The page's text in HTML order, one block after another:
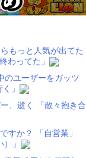
もっと人気が出てた
わってた」
のユーザーをガッツ
」
、逝く 「散々抱き合
すか？ 「自営業」
」